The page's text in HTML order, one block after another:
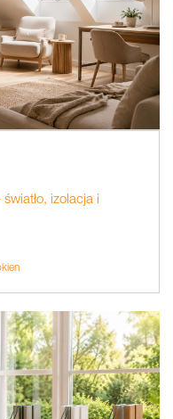
izolacja i